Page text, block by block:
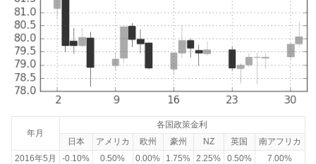
年月
各国政策金利
日本
アメリカ 欧州 豪州 NZ 英国
南アフリカ
2016年5月
-0.10% 0.50% 0.00% 1.75% 2.25% 0.50% 7.00%